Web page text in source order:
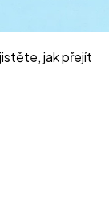
jak přejít